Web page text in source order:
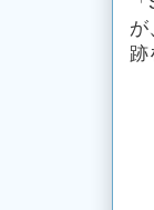
が
跡